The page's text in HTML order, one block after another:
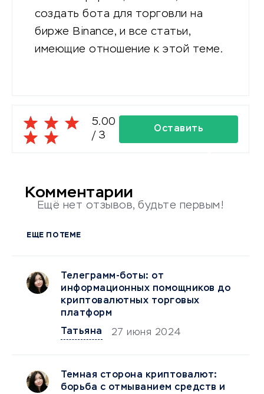
создать бота для торговли на
бирже Binance, и все статьи,
имеющие отношение к этой теме.
5.00
/ 3
Оставить
Комментарии
Ещё нет отзывов, будьте первым!
ЕЩЕ ПО ТЕМЕ
Телеграмм-боты: от
информационных помощников до
криптовалютных торговых
платформ
Татьяна
27 июня 2024
Темная сторона криптовалют:
борьба с отмыванием средств и